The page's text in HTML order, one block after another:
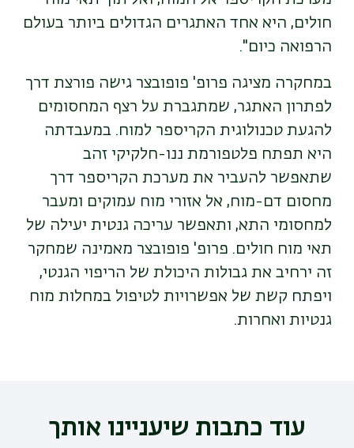
חולים, היא אחד האתגרים הגדולים ביותר בעולם
הרפואה כיום".
במחקרה מציגה פרופ' פופובצר גישה פורצת דרך
לפתרון האתגר, שמתגברת על רצף המחסומים
להגעת טכנולוגית הקריספר למוח. במעבדתה
היא תפתח פלטפורמת ננו-חלקיקי זהב
שתאפשר להעביר את מערכת הקריספר דרך
מחסום דם-מוח, אל אזורי מוח עמוקים ומעבר
למחסומי התא, ותאפשר עריכה גנטית יעילה של
תאי מוח חולים. פרופ' פופובצר מאמינה שמחקר
זה ירחיב את גבולות היכולת של הריפוי הגנטי,
ויפתח קשת של אפשרויות לטיפול במחלות מוח
גנטיות ואחרות.
עוד כתבות שיעניינו אותך